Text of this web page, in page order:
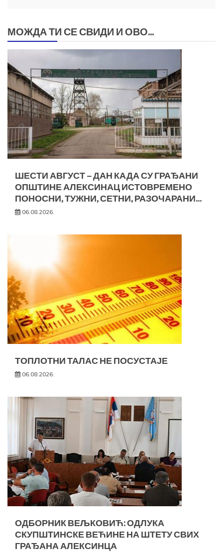
МОЖДА ТИ СЕ СВИДИ И ОВО...
ШЕСТИ АВГУСТ – ДАН КАДА СУ ГРАЂАНИ
ОПШТИНЕ АЛЕКСИНАЦ ИСТОВРЕМЕНО
ПОНОСНИ, ТУЖНИ, СЕТНИ, РАЗОЧАРАНИ…
06.08.2026.
ТОПЛОТНИ ТАЛАС НЕ ПОСУСТАЈЕ
06.08.2026.
ОДБОРНИК ВЕЉКОВИЋ: ОДЛУКА
СКУПШТИНСКЕ ВЕЋИНЕ НА ШТЕТУ СВИХ
ГРАЂАНА АЛЕКСИНЦА